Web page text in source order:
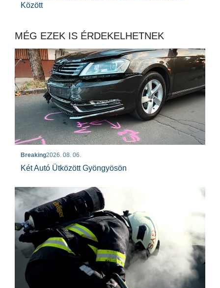
Között
MÉG EZEK IS ÉRDEKELHETNEK
Breaking2026. 08. 06.
Két Autó Ütközött Gyöngyösön